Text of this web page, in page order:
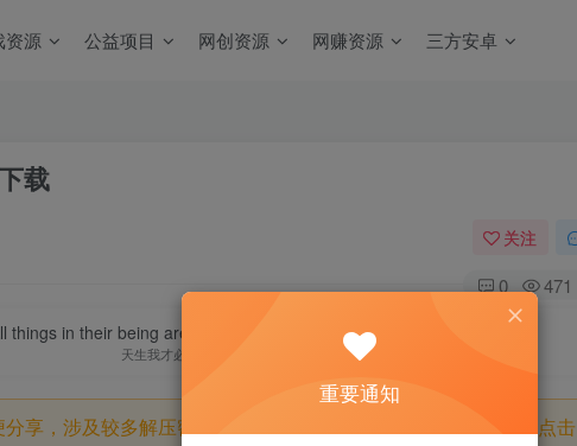
资源 公益项目 网创资源 网赚资源 三方安卓
载
关注
0 471
things in their being are good for something.
天生我才必有用
享，涉及较多解压密码，如果你下载的资源需要解压密码，请点击
重要通知